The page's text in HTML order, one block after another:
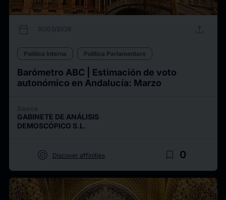
calendar_today 30/03/2026 upload
Politica Interna Politica Parlamentare
Barómetro ABC | Estimación de voto
autonómico en Andalucía: Marzo
Source
GABINETE DE ANÁLISIS
DEMOSCÓPICO S.L.
target Discover affinities bookmark_border 0